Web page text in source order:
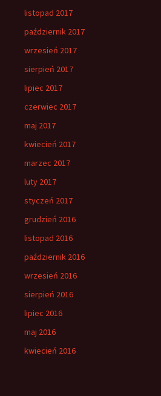
listopad 2017
październik 2017
wrzesień 2017
sierpień 2017
lipiec 2017
czerwiec 2017
maj 2017
kwiecień 2017
marzec 2017
luty 2017
styczeń 2017
grudzień 2016
listopad 2016
październik 2016
wrzesień 2016
sierpień 2016
lipiec 2016
maj 2016
kwiecień 2016